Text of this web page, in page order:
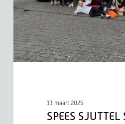
13 maart 2025
SPEES SJUTTEL